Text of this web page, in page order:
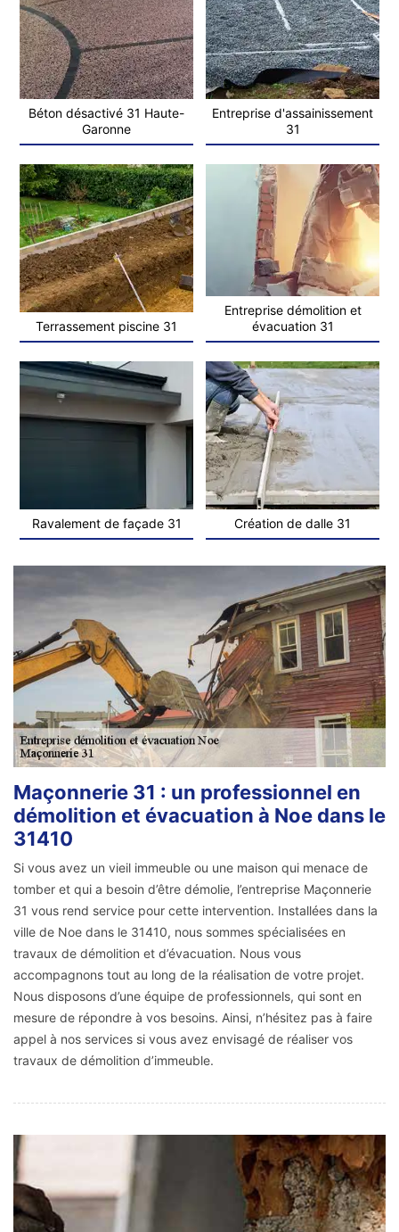
Béton désactivé 31 Haute-
Garonne
Entreprise d'assainissement
31
Terrassement piscine 31
Entreprise démolition et
évacuation 31
Ravalement de façade 31 Création de dalle 31
Maçonnerie 31 : un professionnel en
démolition et évacuation à Noe dans le
31410
Si vous avez un vieil immeuble ou une maison qui menace de
tomber et qui a besoin d’être démolie, l’entreprise Maçonnerie
31 vous rend service pour cette intervention. Installées dans la
ville de Noe dans le 31410, nous sommes spécialisées en
travaux de démolition et d’évacuation. Nous vous
accompagnons tout au long de la réalisation de votre projet.
Nous disposons d’une équipe de professionnels, qui sont en
mesure de répondre à vos besoins. Ainsi, n’hésitez pas à faire
appel à nos services si vous avez envisagé de réaliser vos
travaux de démolition d’immeuble.